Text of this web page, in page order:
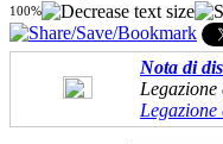
100%
Nota di